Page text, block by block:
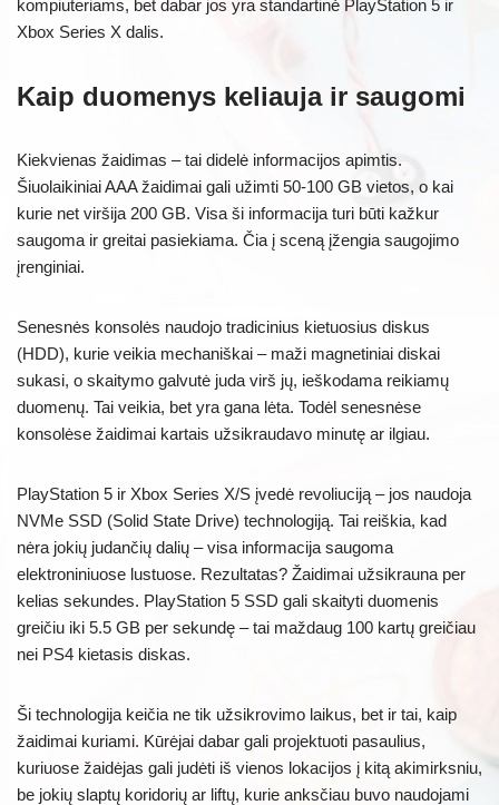
kompiuteriams, bet dabar jos yra standartinė PlayStation 5 ir
Xbox Series X dalis.
Kaip duomenys keliauja ir saugomi
Kiekvienas žaidimas – tai didelė informacijos apimtis.
Šiuolaikiniai AAA žaidimai gali užimti 50-100 GB vietos, o kai
kurie net viršija 200 GB. Visa ši informacija turi būti kažkur
saugoma ir greitai pasiekiama. Čia į sceną įžengia saugojimo
įrenginiai.
Senesnės konsolės naudojo tradicinius kietuosius diskus
(HDD), kurie veikia mechaniškai – maži magnetiniai diskai
sukasi, o skaitymo galvutė juda virš jų, ieškodama reikiamų
duomenų. Tai veikia, bet yra gana lėta. Todėl senesnėse
konsolėse žaidimai kartais užsikraudavo minutę ar ilgiau.
PlayStation 5 ir Xbox Series X/S įvedė revoliuciją – jos naudoja
NVMe SSD (Solid State Drive) technologiją. Tai reiškia, kad
nėra jokių judančių dalių – visa informacija saugoma
elektroniniuose lustuose. Rezultatas? Žaidimai užsikrauna per
kelias sekundes. PlayStation 5 SSD gali skaityti duomenis
greičiu iki 5.5 GB per sekundę – tai maždaug 100 kartų greičiau
nei PS4 kietasis diskas.
Ši technologija keičia ne tik užsikrovimo laikus, bet ir tai, kaip
žaidimai kuriami. Kūrėjai dabar gali projektuoti pasaulius,
kuriuose žaidėjas gali judėti iš vienos lokacijos į kitą akimirksniu,
be jokių slaptų koridorių ar liftų, kurie anksčiau buvo naudojami